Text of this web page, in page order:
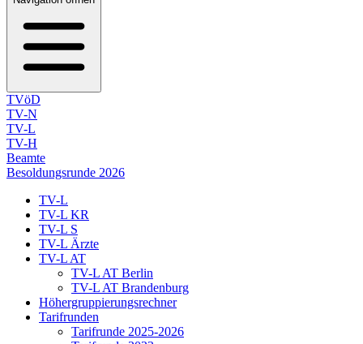
TVöD
TV-N
TV-L
TV-H
Beamte
Besoldungsrunde 2026
TV-L
TV-L KR
TV-L S
TV-L Ärzte
TV-L AT
TV-L AT Berlin
TV-L AT Brandenburg
Höhergruppierungsrechner
Tarifrunden
Tarifrunde 2025-2026